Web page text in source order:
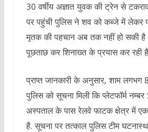
30 वर्षीय अज्ञात युवक की ट्रेन से
पर पहुंची पुलिस ने शव को कब्जे में लेकर
मृतक की पहचान अब तक नहीं हो सकी
पूछताछ कर शिनाख्त के प्रयास कर रही
प्राप्त जानकारी के अनुसार, शाम
पुलिस को सूचना मिली कि प्लेटफॉर्म
अस्पताल के पास रेलवे फाटक क्षेत्र में
है. सूचना पर तत्काल पुलिस टीम